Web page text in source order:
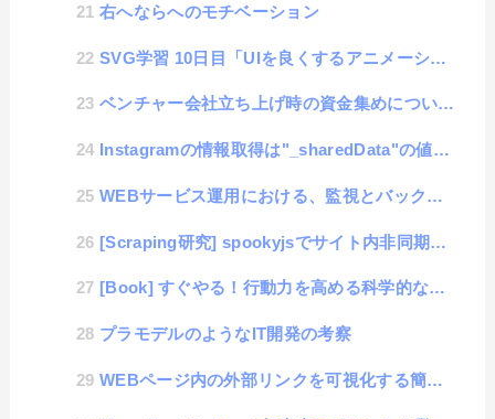
右へならへのモチベーション
SVG学習 10日目「UIを良くするアニメーション」
ベンチャー会社立ち上げ時の資金集めについての検討
Instagramの情報取得は"_sharedData"の値を取得するといいらしい
WEBサービス運用における、監視とバックアップについての考察
[Scraping研究] spookyjsでサイト内非同期に対応した書き方
[Book] すぐやる！行動力を高める科学的な方法
プラモデルのようなIT開発の考察
WEBページ内の外部リンクを可視化する簡単コード